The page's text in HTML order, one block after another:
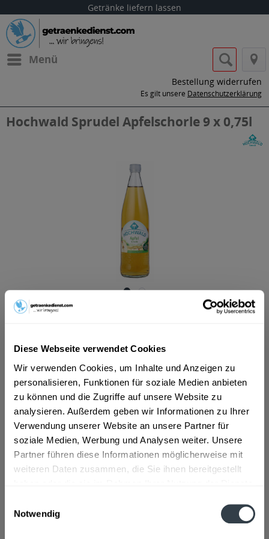
Diese Webseite verwendet Cookies
Wir verwenden Cookies, um Inhalte und Anzeigen zu
personalisieren, Funktionen für soziale Medien anbieten
zu können und die Zugriffe auf unsere Website zu
analysieren. Außerdem geben wir Informationen zu Ihrer
Verwendung unserer Website an unsere Partner für
soziale Medien, Werbung und Analysen weiter. Unsere
Partner führen diese Informationen möglicherweise mit
weiteren Daten zusammen, die Sie ihnen bereitgestellt
Notwendig
Getränke liefern lassen
Menü
Bestellung widerrufen
Es gilt unsere Datenschutzerklärung
Hochwald Sprudel Apfelschorle 9 x 0,75l
ab 9,59 € *
Vorrätig
MEHRWEG
+2,85 € Pfand
In den Warenkorb
Artikel-Nr.:
27424
Verfügbar in:
mehr